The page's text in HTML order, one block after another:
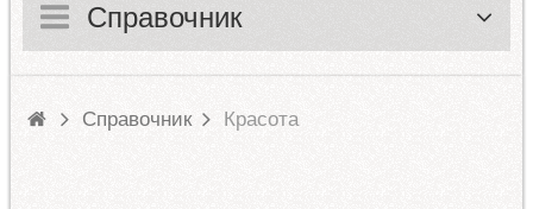
Справочник
Справочник Красота